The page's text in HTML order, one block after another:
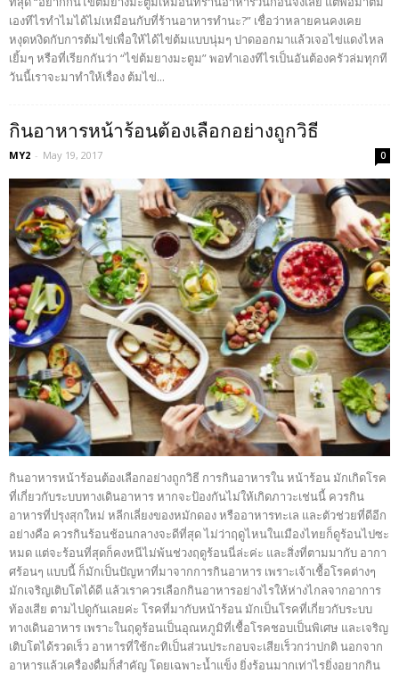
เองทีไรทำไมได้ไม่เหมือนกับที่ร้านอาหารทำนะ?” เชื่อว่าหลายคนคงเคย
หงุดหงิดกับการต้มไข่เพื่อให้ได้ไข่ต้มแบบนุ่มๆ ปาดออกมาแล้วเจอไข่แดงไหล
เยิ้มๆ หรือที่เรียกกันว่า “ไข่ต้มยางมะตูม” พอทำเองทีไรเป็นอันต้องครัวล่มทุกที
วันนี้เราจะมาทำให้เรื่อง ต้มไข่...
กินอาหารหน้าร้อนต้องเลือกอย่างถูกวิธี
MY2 - May 19, 2017 0
กินอาหารหน้าร้อนต้องเลือกอย่างถูกวิธี การกินอาหารใน หน้าร้อน มักเกิดโรค
ที่เกี่ยวกับระบบทางเดินอาหาร หากจะป้องกันไม่ให้เกิดภาวะเช่นนี้ ควรกิน
อาหารที่ปรุงสุกใหม่ หลีกเลี่ยงของหมักดอง หรืออาหารทะเล และตัวช่วยที่ดีอีก
อย่างคือ ควรกินร้อนช้อนกลางจะดีที่สุด ไม่ว่าฤดูไหนในเมืองไทยก็ดูร้อนไปซะ
หมด แต่จะร้อนที่สุดก็คงหนีไม่พ้นช่วงฤดูร้อนนี่ล่ะค่ะ และสิ่งที่ตามมากับ อากา
ศร้อนๆ แบบนี้ ก็มักเป็นปัญหาที่มาจากการกินอาหาร เพราะเจ้าเชื้อโรคต่างๆ
มักเจริญเติบโตได้ดี แล้วเราควรเลือกกินอาหารอย่างไรให้ห่างไกลจากอาการ
ท้องเสีย ตามไปดูกันเลยค่ะ โรคที่มากับหน้าร้อน มักเป็นโรคที่เกี่ยวกับระบบ
ทางเดินอาหาร เพราะในฤดูร้อนเป็นอุณหภูมิที่เชื้อโรคชอบเป็นพิเศษ และเจริญ
เติบโตได้รวดเร็ว อาหารที่ใช้กะทิเป็นส่วนประกอบจะเสียเร็วกว่าปกติ นอกจาก
อาหารแล้วเครื่องดื่มก็สำคัญ โดยเฉพาะน้ำแข็ง ยิ่งร้อนมากเท่าไรยิ่งอยากกิน